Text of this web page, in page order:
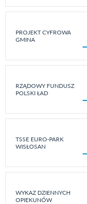
PROJEKT CYFROWA
GMINA
RZĄDOWY FUNDUSZ
POLSKI ŁAD
TSSE EURO-PARK
WISŁOSAN
WYKAZ DZIENNYCH
OPIEKUNÓW